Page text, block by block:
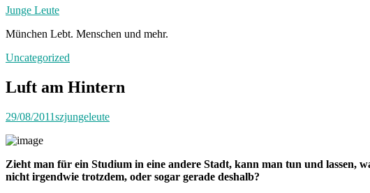
Facebook
Twitter
Instagram
Junge Leute
München Lebt. Menschen und mehr.
Uncategorized
Luft am Hintern
29/08/2011szjungeleute
Zieht man für ein Studium in eine andere Stadt, kann man tun und lassen,
nicht irgendwie trotzdem, oder sogar gerade deshalb?